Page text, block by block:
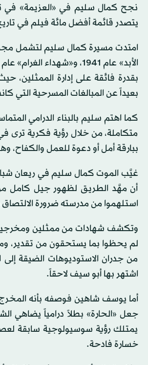
نجح كمال سليم في «العزيمة» في
يتصدر قائمة أفضل مائة فيلم في
امتدت مسيرة كمال سليم لتشمل
بقدرة فائقة على إدارة
بعيداً عن المبالغات المسرحية التي
كما اهتم سليم بالبناء الدرامي
متكاملة، من خلال رؤية فكرية ترى
ببارقة أمل أو دعوة للعمل والكفاح،
أن مهَّد الطريق لظهور جيل كامل من
استلهموا من مدرسته ضرورة
وتكشف شهادات من ممثلين ومخرجين
لم يحظوا بما يستحقون من تقدير،
من جدران الاستوديوهات الضيقة إلى
اشتهر بها أبو سيف لاحقاً.
أما يوسف شاهين فوصفه بأنه المخرج
جعل «الحارة» بطلاً درامياً يضاهي
يمتلك رؤية سوسيولوجية سابقة
خسارة فادحة.